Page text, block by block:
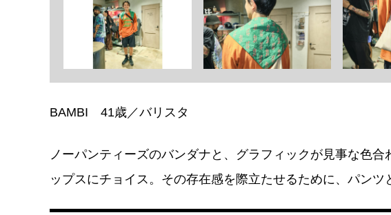
BAMBI 41歳／バリスタ
ノーパンティーズのバンダナと、グラフィックが見事な色
ップスにチョイス。その存在感を際立たせるために、パンツ